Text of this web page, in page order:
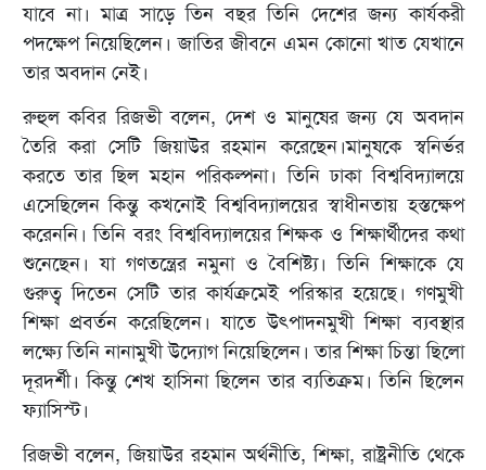
যাবে না। মাত্র সাড়ে তিন বছর তিনি দেশের জন্য কার্যকরী
পদক্ষেপ নিয়েছিলেন। জাতির জীবনে এমন কোনো খাত যেখানে
তার অবদান নেই।
রুহুল কবির রিজভী বলেন, দেশ ও মানুষের জন্য যে অবদান
তৈরি করা সেটি জিয়াউর রহমান করেছেন।মানুষকে স্বনির্ভর
করতে তার ছিল মহান পরিকল্পনা। তিনি ঢাকা বিশ্ববিদ্যালয়ে
এসেছিলেন কিন্তু কখনোই বিশ্ববিদ্যালয়ের স্বাধীনতায় হস্তক্ষেপ
করেননি। তিনি বরং বিশ্ববিদ্যালয়ের শিক্ষক ও শিক্ষার্থীদের কথা
শুনেছেন। যা গণতন্ত্রের নমুনা ও বৈশিষ্ট্য। তিনি শিক্ষাকে যে
গুরুত্ব দিতেন সেটি তার কার্যক্রমেই পরিস্কার হয়েছে। গণমুখী
শিক্ষা প্রবর্তন করেছিলেন। যাতে উৎপাদনমুখী শিক্ষা ব্যবস্থার
লক্ষ্যে তিনি নানামুখী উদ্যোগ নিয়েছিলেন। তার শিক্ষা চিন্তা ছিলো
দূরদর্শী। কিন্তু শেখ হাসিনা ছিলেন তার ব্যতিক্রম। তিনি ছিলেন
ফ্যাসিস্ট।
রিজভী বলেন, জিয়াউর রহমান অর্থনীতি, শিক্ষা, রাষ্ট্রনীতি থেকে